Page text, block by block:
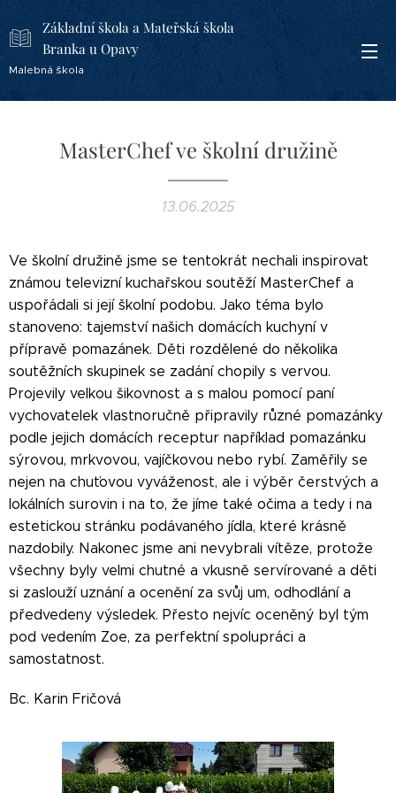
Základní škola a Mateřská škola
Branka u Opavy
Malebná škola
MasterChef ve školní družině
13.06.2025
Ve školní družině jsme se tentokrát nechali inspirovat
známou televizní kuchařskou soutěží MasterChef a
uspořádali si její školní podobu. Jako téma bylo
stanoveno: tajemství našich domácích kuchyní v
přípravě pomazánek. Děti rozdělené do několika
soutěžních skupinek se zadání chopily s vervou.
Projevily velkou šikovnost a s malou pomocí paní
vychovatelek vlastnoručně připravily různé pomazánky
podle jejich domácích receptur například pomazánku
sýrovou, mrkvovou, vajíčkovou nebo rybí. Zaměřily se
nejen na chuťovou vyváženost, ale i výběr čerstvých a
lokálních surovin i na to, že jíme také očima a tedy i na
estetickou stránku podávaného jídla, které krásně
nazdobily. Nakonec jsme ani nevybrali vítěze, protože
všechny byly velmi chutné a vkusně servírované a děti
si zaslouží uznání a ocenění za svůj um, odhodlání a
předvedeny výsledek. Přesto nejvíc oceněný byl tým
pod vedením Zoe, za perfektní spolupráci a
samostatnost.
Bc. Karin Fričová